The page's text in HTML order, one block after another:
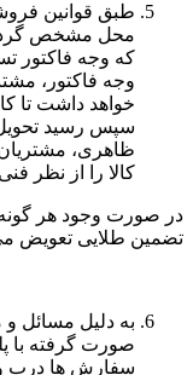
طبق قوانین
محل مشخص
که وجه فاکتور
وجه فاکتور،
خواهد داشت تا
سپس رسید تحویل
کالا را از نظر
تضمین طلایی تعویض
به دلیل مسائل
صورت گرفته با
سفارش ها درب